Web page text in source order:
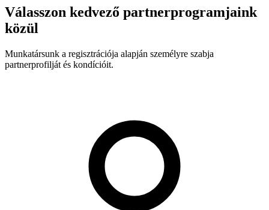
Válasszon kedvező partnerprogramjaink
közül
Munkatársunk a regisztrációja alapján személyre szabja
partnerprofilját és kondícióit.